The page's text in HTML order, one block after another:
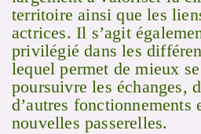
territoire ainsi que les
actrices. Il s’agit
privilégié dans les
lequel permet de mieux
poursuivre les échanges,
d’autres fonctionnements
nouvelles passerelles.